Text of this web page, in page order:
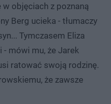
objęciach z poznaną
Berg ucieka - tłumaczy
Tymczasem Eliza
mówi mu, że Jarek
ratować swoją rodzinę.
że zawsze